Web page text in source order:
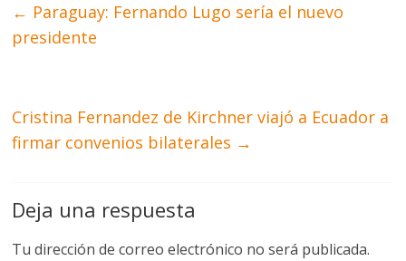
← Paraguay: Fernando Lugo sería el nuevo
presidente
Cristina Fernandez de Kirchner viajó a Ecuador a
firmar convenios bilaterales →
Deja una respuesta
Tu dirección de correo electrónico no será publicada.